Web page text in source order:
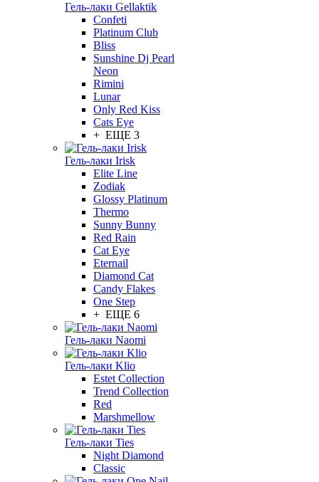
Гель-лаки Gellaktik
Confeti
Platinum Club
Bliss
Sunshine Dj Pearl
Neon
Rimini
Lunar
Only Red Kiss
Cats Eye
+ ЕЩЕ 3
Гель-лаки Irisk
Elite Line
Zodiak
Glossy Platinum
Thermo
Sunny Bunny
Red Rain
Cat Eye
Eternail
Diamond Cat
Candy Flakes
One Step
+ ЕЩЕ 6
Гель-лаки Naomi
Гель-лаки Klio
Estet Collection
Trend Collection
Red
Marshmellow
Гель-лаки Ties
Night Diamond
Classic